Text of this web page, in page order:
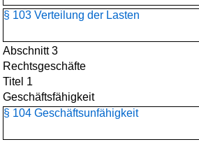
§ 103 Verteilung der Lasten
Abschnitt 3
Rechtsgeschäfte
Titel 1
Geschäftsfähigkeit
§ 104 Geschäftsunfähigkeit